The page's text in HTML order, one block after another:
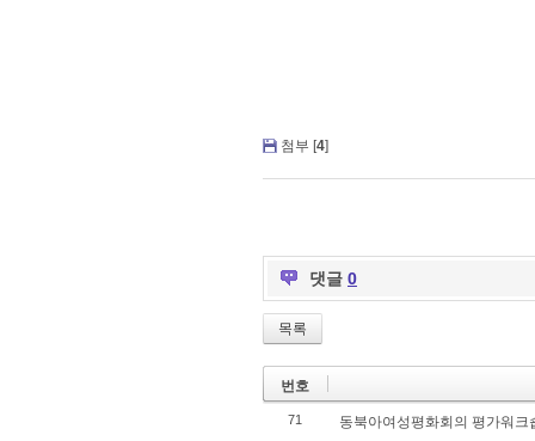
첨부 [4]
댓글 0
목록
번호
71 동북아여성평화회의 평가워크